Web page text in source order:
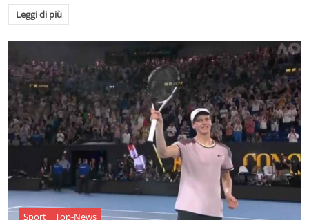
Leggi di più
Sport Top-News